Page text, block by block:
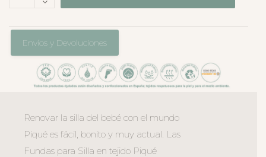
Envíos y Devoluciones
Renovar la silla del bebé con el mundo
Piqué es fácil, bonito y muy actual. Las
Fundas para Silla en tejido Piqué